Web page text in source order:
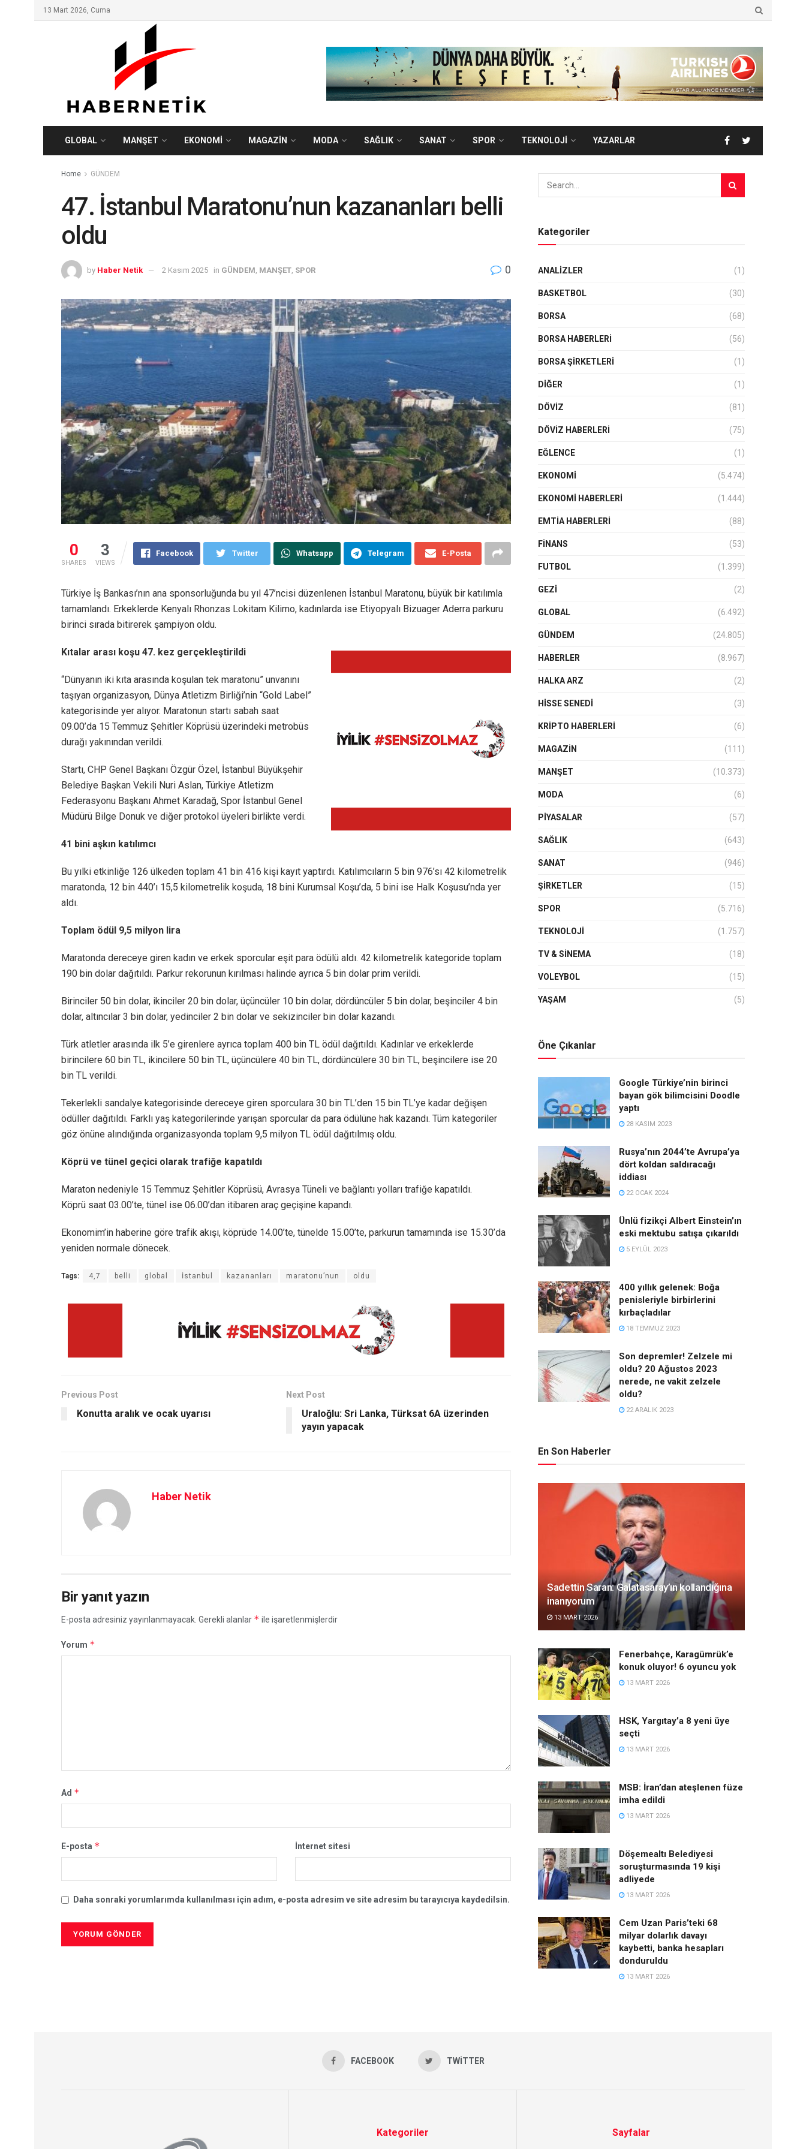
13 Mart 2026, Cuma
GLOBAL MANŞET EKONOMİ MAGAZİN MODA SAĞLIK SANAT SPOR TEKNOLOJİ YAZARLAR
Home GÜNDEM
47. İstanbul Maratonu’nun kazananları belli
oldu
by Haber Netik 2 Kasım 2025 in GÜNDEM MANŞET SPOR 0
0
SHARES
3
VIEWS
Facebook Twitter Whatsapp Telegram E-Posta
Türkiye İş Bankası’nın ana sponsorluğunda bu yıl 47’ncisi düzenlenen İstanbul Maratonu, büyük bir katılımla
tamamlandı. Erkeklerde Kenyalı Rhonzas Lokitam Kilimo, kadınlarda ise Etiyopyalı Bizuager Aderra parkuru
birinci sırada bitirerek şampiyon oldu.
Kıtalar arası koşu 47. kez gerçekleştirildi
“Dünyanın iki kıta arasında koşulan tek maratonu” unvanını
taşıyan organizasyon, Dünya Atletizm Birliği’nin “Gold Label”
kategorisinde yer alıyor. Maratonun startı sabah saat
09.00’da 15 Temmuz Şehitler Köprüsü üzerindeki metrobüs
durağı yakınından verildi.
Startı, CHP Genel Başkanı Özgür Özel, İstanbul Büyükşehir
Belediye Başkan Vekili Nuri Aslan, Türkiye Atletizm
Federasyonu Başkanı Ahmet Karadağ, Spor İstanbul Genel
Müdürü Bilge Donuk ve diğer protokol üyeleri birlikte verdi.
41 bini aşkın katılımcı
Bu yılki etkinliğe 126 ülkeden toplam 41 bin 416 kişi kayıt yaptırdı. Katılımcıların 5 bin 976’sı 42 kilometrelik
maratonda, 12 bin 440’ı 15,5 kilometrelik koşuda, 18 bini Kurumsal Koşu’da, 5 bini ise Halk Koşusu’nda yer
aldı.
Toplam ödül 9,5 milyon lira
Maratonda dereceye giren kadın ve erkek sporcular eşit para ödülü aldı. 42 kilometrelik kategoride toplam
190 bin dolar dağıtıldı. Parkur rekorunun kırılması halinde ayrıca 5 bin dolar prim verildi.
Birinciler 50 bin dolar, ikinciler 20 bin dolar, üçüncüler 10 bin dolar, dördüncüler 5 bin dolar, beşinciler 4 bin
dolar, altıncılar 3 bin dolar, yedinciler 2 bin dolar ve sekizinciler bin dolar kazandı.
Türk atletler arasında ilk 5’e girenlere ayrıca toplam 400 bin TL ödül dağıtıldı. Kadınlar ve erkeklerde
birincilere 60 bin TL, ikincilere 50 bin TL, üçüncülere 40 bin TL, dördüncülere 30 bin TL, beşincilere ise 20
bin TL verildi.
Tekerlekli sandalye kategorisinde dereceye giren sporculara 30 bin TL’den 15 bin TL’ye kadar değişen
ödüller dağıtıldı. Farklı yaş kategorilerinde yarışan sporcular da para ödülüne hak kazandı. Tüm kategoriler
göz önüne alındığında organizasyonda toplam 9,5 milyon TL ödül dağıtılmış oldu.
Köprü ve tünel geçici olarak trafiğe kapatıldı
Maraton nedeniyle 15 Temmuz Şehitler Köprüsü, Avrasya Tüneli ve bağlantı yolları trafiğe kapatıldı.
Köprü saat 03.00’te, tünel ise 06.00’dan itibaren araç geçişine kapandı.
Ekonomim’in haberine göre trafik akışı, köprüde 14.00’te, tünelde 15.00’te, parkurun tamamında ise 15.30’da
yeniden normale dönecek.
Tags: 4,7 belli global İstanbul kazananları maratonu’nun oldu
Previous Post
Konutta aralık ve ocak uyarısı
Next Post
Uraloğlu: Sri Lanka, Türksat 6A üzerinden
yayın yapacak
Haber Netik
Bir yanıt yazın
E-posta adresiniz yayınlanmayacak. Gerekli alanlar * ile işaretlenmişlerdir
Yorum *
Ad *
E-posta * İnternet sitesi
Daha sonraki yorumlarımda kullanılması için adım, e-posta adresim ve site adresim bu tarayıcıya kaydedilsin.
Kategoriler
ANALIZLER (1)
BASKETBOL (30)
BORSA (68)
BORSA HABERLERI (56)
BORSA ŞIRKETLERI (1)
DIĞER (1)
DÖVİZ (81)
DÖVIZ HABERLERI (75)
EĞLENCE (1)
EKONOMİ (5.474)
EKONOMI HABERLERI (1.444)
EMTIA HABERLERI (88)
FINANS (53)
FUTBOL (1.399)
GEZI (2)
GLOBAL (6.492)
GÜNDEM (24.805)
HABERLER (8.967)
HALKA ARZ (2)
HISSE SENEDI (3)
KRIPTO HABERLERI (6)
MAGAZİN (111)
MANŞET (10.373)
MODA (6)
PIYASALAR (57)
SAĞLIK (643)
SANAT (946)
ŞIRKETLER (15)
SPOR (5.716)
TEKNOLOJİ (1.757)
TV & SINEMA (18)
VOLEYBOL (15)
YAŞAM (5)
Öne Çıkanlar
Google Türkiye’nin birinci
bayan gök bilimcisini Doodle
yaptı
28 KASIM 2023
Rusya’nın 2044’te Avrupa’ya
dört koldan saldıracağı
iddiası
22 OCAK 2024
Ünlü fizikçi Albert Einstein’ın
eski mektubu satışa çıkarıldı
5 EYLÜL 2023
400 yıllık gelenek: Boğa
penisleriyle birbirlerini
kırbaçladılar
18 TEMMUZ 2023
Son depremler! Zelzele mi
oldu? 20 Ağustos 2023
nerede, ne vakit zelzele
oldu?
22 ARALIK 2023
En Son Haberler
Sadettin Saran: Galatasaray’ın kollandığına
inanıyorum
13 MART 2026
Fenerbahçe, Karagümrük’e
konuk oluyor! 6 oyuncu yok
13 MART 2026
HSK, Yargıtay’a 8 yeni üye
seçti
13 MART 2026
MSB: İran’dan ateşlenen füze
imha edildi
13 MART 2026
Döşemealtı Belediyesi
soruşturmasında 19 kişi
adliyede
13 MART 2026
Cem Uzan Paris’teki 68
milyar dolarlık davayı
kaybetti, banka hesapları
donduruldu
13 MART 2026
FACEBOOK TWITTER
Kategoriler Sayfalar